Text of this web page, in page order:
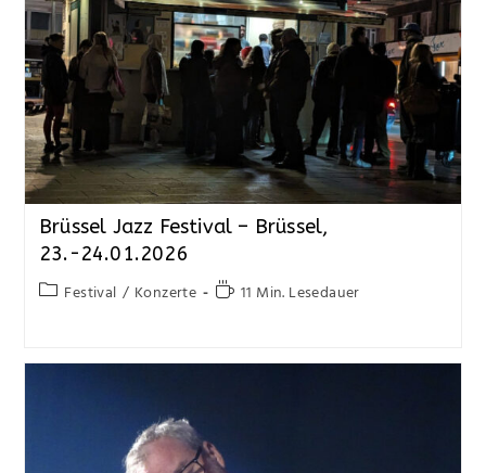
Brüssel Jazz Festival – Brüssel,
23.-24.01.2026
Festival / Konzerte 11 Min. Lesedauer